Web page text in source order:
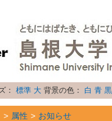
： 標準 大 背景の色： 白 青 黒
属性 お知らせ